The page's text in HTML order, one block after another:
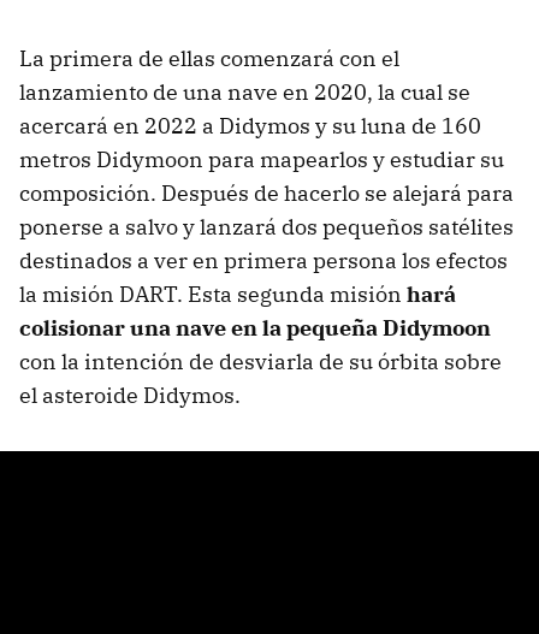
La primera de ellas comenzará con el
lanzamiento de una nave en 2020, la cual se
acercará en 2022 a Didymos y su luna de 160
metros Didymoon para mapearlos y estudiar su
composición. Después de hacerlo se alejará para
ponerse a salvo y lanzará dos pequeños satélites
destinados a ver en primera persona los efectos
la misión DART. Esta segunda misión hará
colisionar una nave en la pequeña Didymoon
con la intención de desviarla de su órbita sobre
el asteroide Didymos.